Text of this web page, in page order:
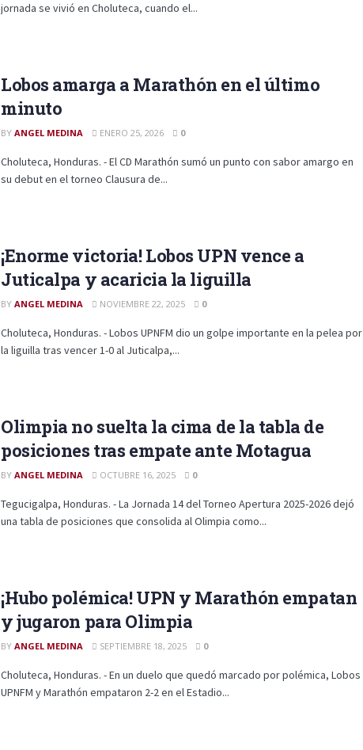
jornada se vivió en Choluteca, cuando el...
Lobos amarga a Marathón en el último
minuto
BY ANGEL MEDINA ENERO 25, 2026 0
Choluteca, Honduras. - El CD Marathón sumó un punto con sabor amargo en
su debut en el torneo Clausura de...
¡Enorme victoria! Lobos UPN vence a
Juticalpa y acaricia la liguilla
BY ANGEL MEDINA NOVIEMBRE 22, 2025 0
Choluteca, Honduras. - Lobos UPNFM dio un golpe importante en la pelea por
la liguilla tras vencer 1-0 al Juticalpa,...
Olimpia no suelta la cima de la tabla de
posiciones tras empate ante Motagua
BY ANGEL MEDINA OCTUBRE 16, 2025 0
Tegucigalpa, Honduras. - La Jornada 14 del Torneo Apertura 2025-2026 dejó
una tabla de posiciones que consolida al Olimpia como...
¡Hubo polémica! UPN y Marathón empatan
y jugaron para Olimpia
BY ANGEL MEDINA SEPTIEMBRE 18, 2025 0
Choluteca, Honduras. - En un duelo que quedó marcado por polémica, Lobos
UPNFM y Marathón empataron 2-2 en el Estadio...